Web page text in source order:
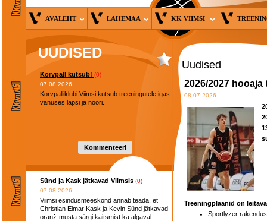
AVALEHT LAHEMAA KK VIIMSI
UUDISED
Korvpall kutsub! (0)
07.08.2026
Korvpalliklubi Viimsi kutsub treeningutele igas
vanuses lapsi ja noori.
Kommenteeri
Sünd ja Kask jätkavad Viimsis (0)
07.08.2026
Viimsi esindusmeeskond annab teada, et
Christian Elmar Kask ja Kevin Sünd jätkavad
oranž-musta särgi kaitsmist ka algaval
Uudised
2026/2027
08.07.2026
Treeningplaanid on
Sportlyzer